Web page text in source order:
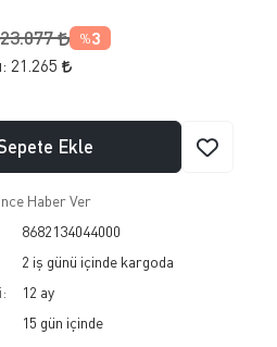
23.077 %3
21.265
Ekle
Haber Ver
8682134044000
2 iş günü içinde kargoda
12 ay